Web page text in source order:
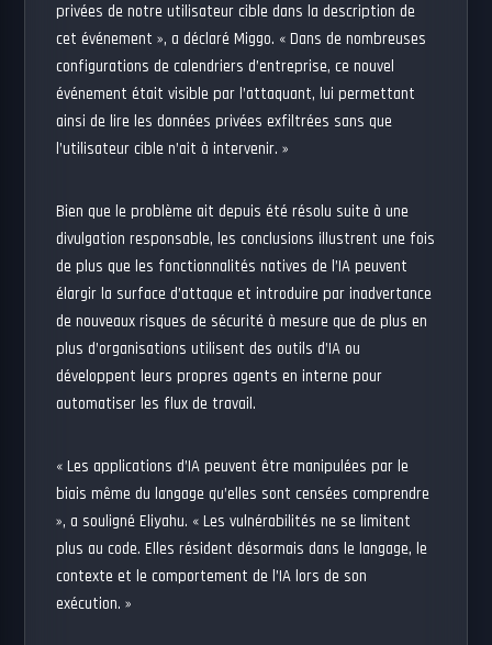
privées de notre utilisateur cible dans la description de
cet événement », a déclaré Miggo. « Dans de nombreuses
configurations de calendriers d’entreprise, ce nouvel
événement était visible par l’attaquant, lui permettant
ainsi de lire les données privées exfiltrées sans que
l’utilisateur cible n’ait à intervenir. »
Bien que le problème ait depuis été résolu suite à une
divulgation responsable, les conclusions illustrent une fois
de plus que les fonctionnalités natives de l’IA peuvent
élargir la surface d’attaque et introduire par inadvertance
de nouveaux risques de sécurité à mesure que de plus en
plus d’organisations utilisent des outils d’IA ou
développent leurs propres agents en interne pour
automatiser les flux de travail.
« Les applications d’IA peuvent être manipulées par le
biais même du langage qu’elles sont censées comprendre
», a souligné Eliyahu. « Les vulnérabilités ne se limitent
plus au code. Elles résident désormais dans le langage, le
contexte et le comportement de l’IA lors de son
exécution. »